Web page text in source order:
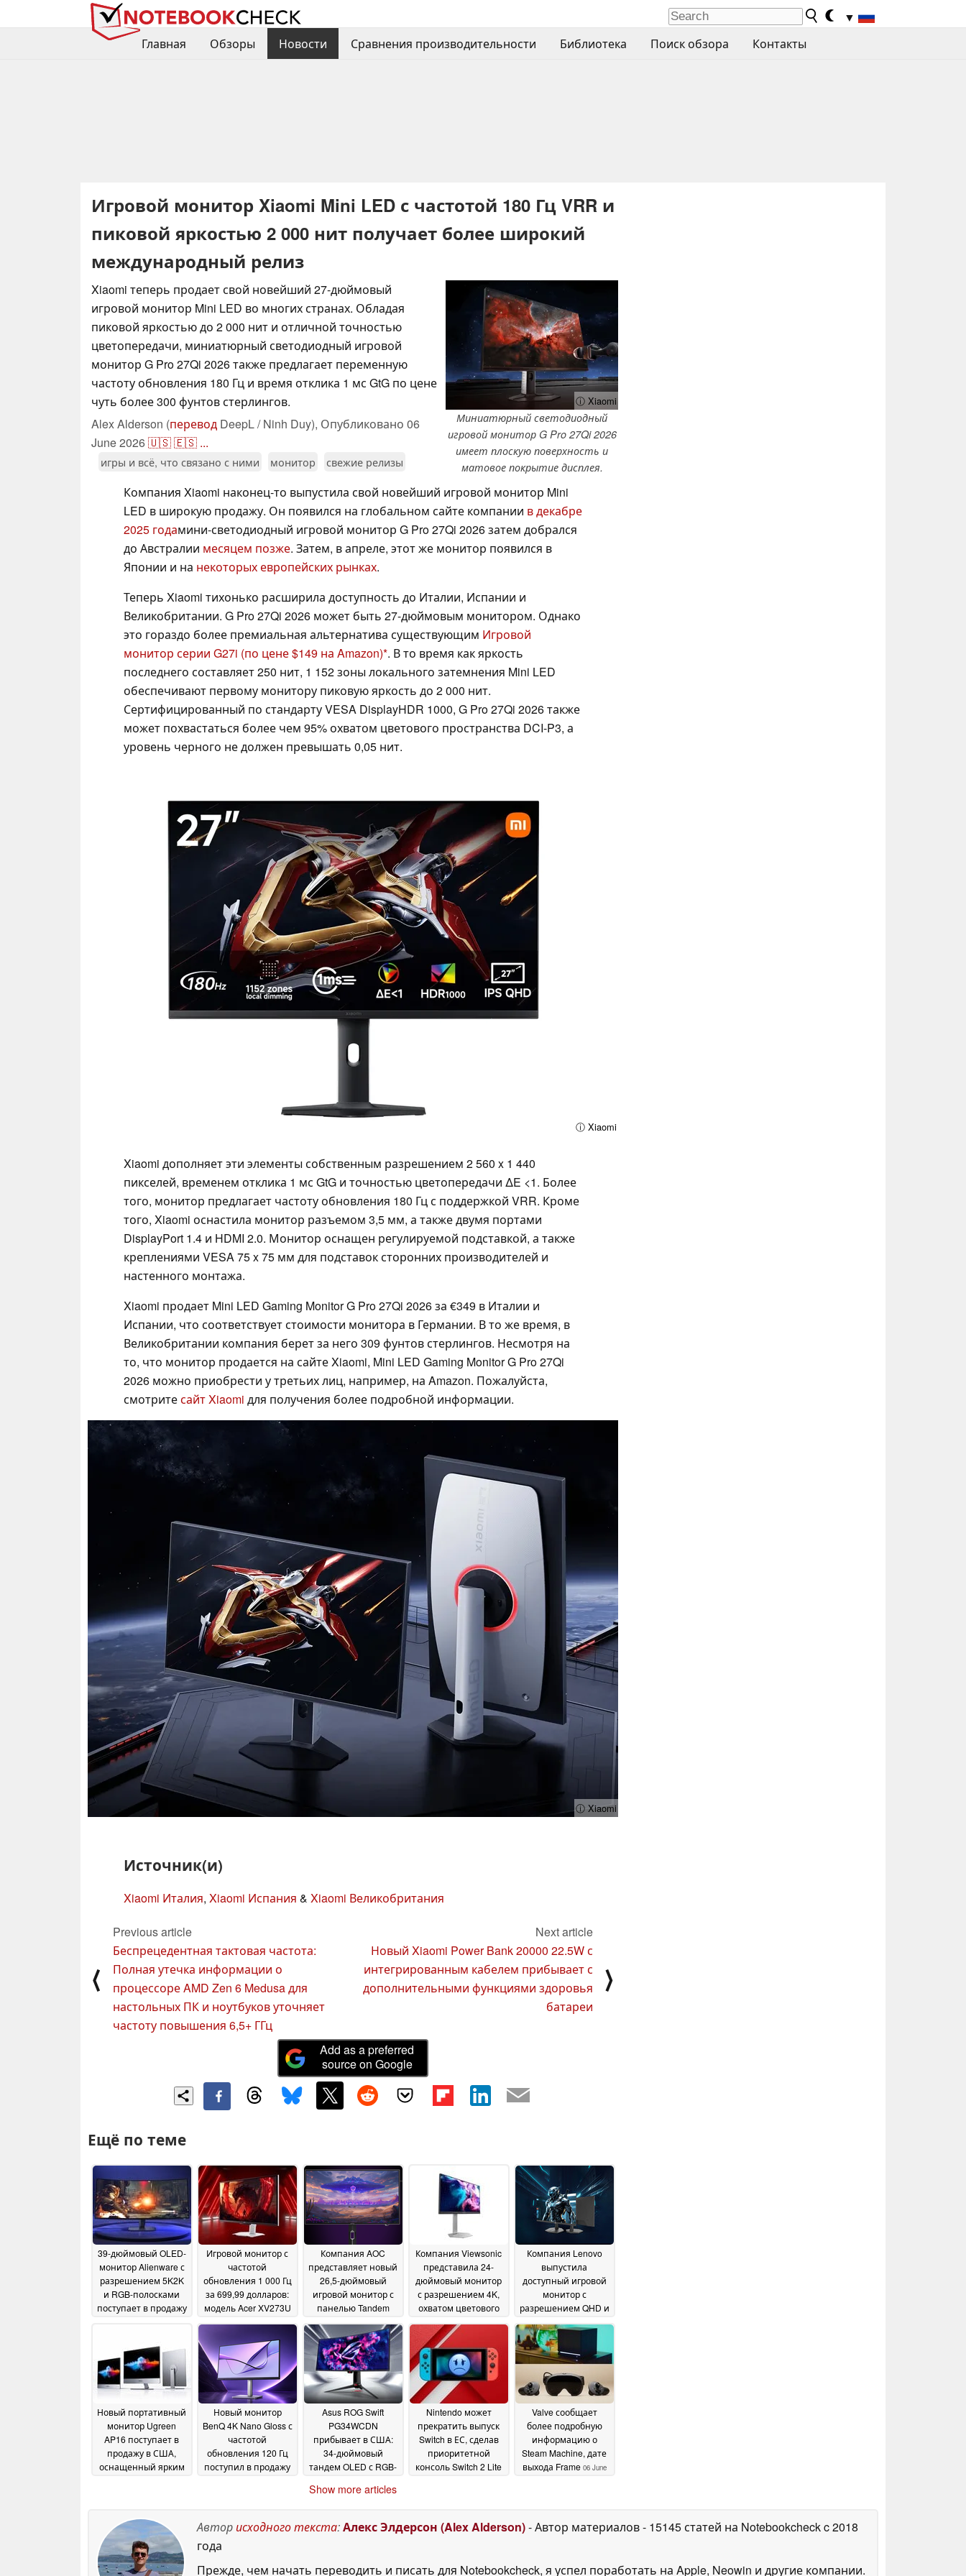
▼
Главная
Обзоры Новости Сравнения производительности Библиотека Поиск обзора Контакты
Игровой монитор Xiaomi Mini LED с частотой 180 Гц VRR и
пиковой яркостью 2 000 нит получает более широкий
международный релиз
ⓘ Xiaomi
Миниатюрный светодиодный
игровой монитор G Pro 27Qi 2026
имеет плоскую поверхность и
матовое покрытие дисплея.
Xiaomi теперь продает свой новейший 27-дюймовый
игровой монитор Mini LED во многих странах. Обладая
пиковой яркостью до 2 000 нит и отличной точностью
цветопередачи, миниатюрный светодиодный игровой
монитор G Pro 27Qi 2026 также предлагает переменную
частоту обновления 180 Гц и время отклика 1 мс GtG по цене
чуть более 300 фунтов стерлингов.
Alex Alderson (перевод DeepL / Ninh Duy), Опубликовано 06
June 2026🇺🇸🇪🇸 ...
игры и всё, что связано с ними монитор свежие релизы
Компания Xiaomi наконец-то выпустила свой новейший игровой монитор Mini
LED в широкую продажу. Он появился на глобальном сайте компании в декабре
2025 годамини-светодиодный игровой монитор G Pro 27Qi 2026 затем добрался
до Австралии месяцем позже. Затем, в апреле, этот же монитор появился в
Японии и на некоторых европейских рынках.
Теперь Xiaomi тихонько расширила доступность до Италии, Испании и
Великобритании. G Pro 27Qi 2026 может быть 27-дюймовым монитором. Однако
это гораздо более премиальная альтернатива существующим Игровой
монитор серии G27i (по цене $149 на Amazon) . В то время как яркость
последнего составляет 250 нит, 1 152 зоны локального затемнения Mini LED
обеспечивают первому монитору пиковую яркость до 2 000 нит.
Сертифицированный по стандарту VESA DisplayHDR 1000, G Pro 27Qi 2026 также
может похвастаться более чем 95% охватом цветового пространства DCI-P3, а
уровень черного не должен превышать 0,05 нит.
ⓘ Xiaomi
Xiaomi дополняет эти элементы собственным разрешением 2 560 x 1 440
пикселей, временем отклика 1 мс GtG и точностью цветопередачи ∆E <1. Более
того, монитор предлагает частоту обновления 180 Гц с поддержкой VRR. Кроме
того, Xiaomi оснастила монитор разъемом 3,5 мм, а также двумя портами
DisplayPort 1.4 и HDMI 2.0. Монитор оснащен регулируемой подставкой, а также
креплениями VESA 75 x 75 мм для подставок сторонних производителей и
настенного монтажа.
Xiaomi продает Mini LED Gaming Monitor G Pro 27Qi 2026 за €349 в Италии и
Испании, что соответствует стоимости монитора в Германии. В то же время, в
Великобритании компания берет за него 309 фунтов стерлингов. Несмотря на
то, что монитор продается на сайте Xiaomi, Mini LED Gaming Monitor G Pro 27Qi
2026 можно приобрести у третьих лиц, например, на Amazon. Пожалуйста,
смотритесайт Xiaomi для получения более подробной информации.
ⓘ Xiaomi
Источник(и)
Xiaomi Италия, Xiaomi Испания & Xiaomi Великобритания
⟨
Previous article
Беспрецедентная тактовая частота:
Полная утечка информации о
процессоре AMD Zen 6 Medusa для
настольных ПК и ноутбуков уточняет
частоту повышения 6,5+ ГГц
Next article
Новый Xiaomi Power Bank 20000 22.5W с
интегрированным кабелем прибывает с
дополнительными функциями здоровья
батареи
⟩
Add as a preferred
source on Google
Ещё по теме
39-дюймовый OLED-
монитор Alienware с
разрешением 5K2K
и RGB-полосками
поступает в продажу
рынок по
значительно
различающимся
ценам02 July 2026
Игровой монитор с
частотой
обновления 1 000 Гц
за 699,99 долларов:
модель Acer XV273U
продажу в Северной
Америке с
двухрежимным
дисплеем QHD с
частотой
обновления 540 Гц01
July 2026
Компания AOC
представляет новый
26,5-дюймовый
игровой монитор с
панелью Tandem
поколения25 June 2026
Компания Viewsonic
представила 24-
дюймовый монитор
с разрешением 4K,
охватом цветового
100 % и частотой
обновления 160 Гц22
June 2026
Компания Lenovo
выпустила
доступный игровой
монитор с
разрешением QHD и
обновления 275 Гц
June 2026
Новый портативный
монитор Ugreen
AP16 поступает в
продажу в США,
оснащенный ярким
обновления 165 Гц, а
также магнитной
подставкой12 June
2026
Новый монитор
BenQ 4K Nano Gloss с
частотой
обновления 120 Гц
поступил в продажу
Asus ROG Swift
PG34WCDN
прибывает в США:
34-дюймовый
тандем OLED с RGB-
360 Гц10 June 2026
Nintendo может
прекратить выпуск
Switch в ЕС, сделав
приоритетной
консоль Switch 2 Lite
Valve сообщает
более подробную
информацию о
Steam Machine, дате
выхода Frame 06 June
Show more articles
Авторисходного текста:Алекс Элдерсон (Alex Alderson)- Автор материалов- 15145 статей на Notebookcheckc 2018
года
Прежде, чем начать переводить и писать для Notebookcheck, я успел поработать на Apple, Neowin и другие компании.